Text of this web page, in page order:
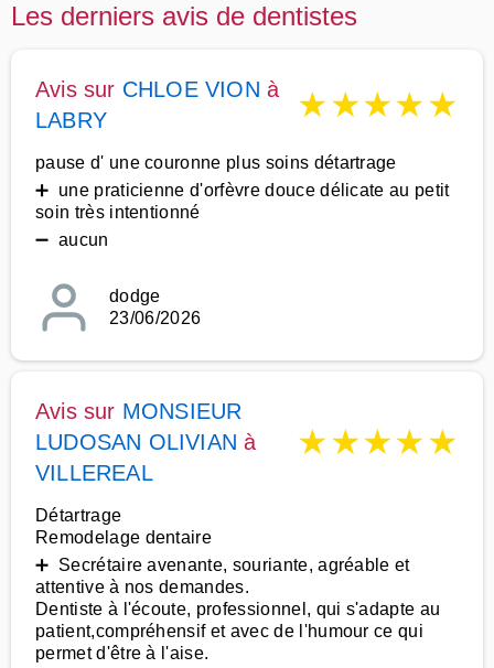
Les derniers avis de dentistes
Avis sur CHLOE VION à
LABRY
★★★★★
pause d' une couronne plus soins détartrage
➕ une praticienne d'orfèvre douce délicate au petit
soin très intentionné
➖ aucun
dodge
23/06/2026
Avis sur MONSIEUR
LUDOSAN OLIVIAN à
VILLEREAL
★★★★★
Détartrage
Remodelage dentaire
➕ Secrétaire avenante, souriante, agréable et
attentive à nos demandes.
Dentiste à l'écoute, professionnel, qui s'adapte au
patient,compréhensif et avec de l'humour ce qui
permet d'être à l'aise.